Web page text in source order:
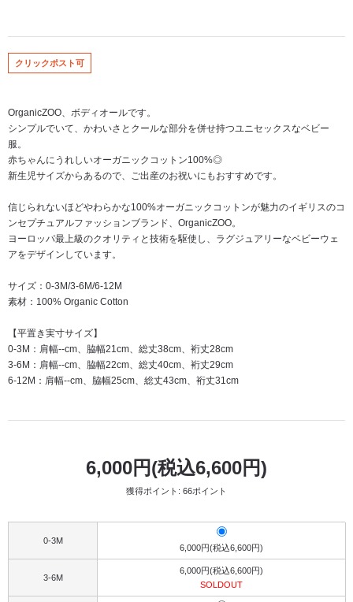
クリックポスト可
OrganicZOO、ボディオールです。
シンプルでいて、かわいさとクールな部分を併せ持つユニセックスなベビー
服。
赤ちゃんにうれしいオーガニックコットン100%◎
新生児サイズからあるので、ご出産のお祝いにもおすすめです。
信じられないほどやわらかな100%オーガニックコットンが魅力のイギリスのコ
ンセプチュアルファッションブランド、OrganicZOO。
ヨーロッパ最上級のクオリティと技術を駆使し、ラグジュアリーなベビーウェ
アをデザインしています。
サイズ：0-3M/3-6M/6-12M
素材：100% Organic Cotton
【平置き実寸サイズ】
0-3M：肩幅--cm、脇幅21cm、総丈38cm、裄丈28cm
3-6M：肩幅--cm、脇幅22cm、総丈40cm、裄丈29cm
6-12M：肩幅--cm、脇幅25cm、総丈43cm、裄丈31cm
6,000円(税込6,600円)
獲得ポイント: 66ポイント
0-3M
6,000円(税込6,600円)
3-6M
6,000円(税込6,600円)
SOLDOUT